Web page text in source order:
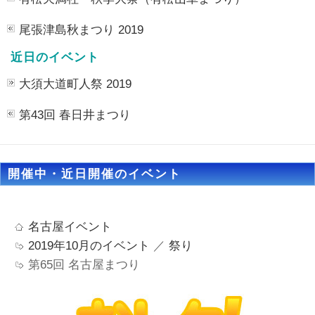
尾張津島秋まつり 2019
近日のイベント
大須大道町人祭 2019
第43回 春日井まつり
開催中・近日開催のイベント
名古屋イベント
2019年10月のイベント
／ 祭り
第65回 名古屋まつり